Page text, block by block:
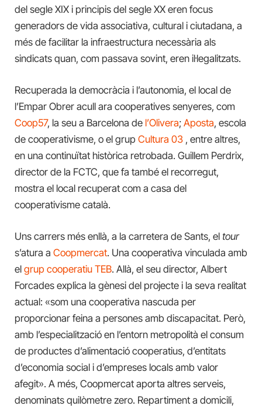
del segle XIX i principis del segle XX eren focus
generadors de vida associativa, cultural i ciutadana, a
més de facilitar la infraestructura necessària als
sindicats quan, com passava sovint, eren il·legalitzats.
Recuperada la democràcia i l’autonomia, el local de
l’Empar Obrer acull ara cooperatives senyeres, com
Coop57, la seu a Barcelona de l’Olivera; Aposta, escola
de cooperativisme, o el grup Cultura 03 , entre altres,
en una continuïtat històrica retrobada. Guillem Perdrix,
director de la FCTC, que fa també el recorregut,
mostra el local recuperat com a casa del
cooperativisme català.
Uns carrers més enllà, a la carretera de Sants, el tour
s’atura a Coopmercat. Una cooperativa vinculada amb
el grup cooperatiu TEB. Allà, el seu director, Albert
Forcades explica la gènesi del projecte i la seva realitat
actual: «som una cooperativa nascuda per
proporcionar feina a persones amb discapacitat. Però,
amb l’especialització en l’entorn metropolità el consum
de productes d’alimentació cooperatius, d’entitats
d’economia social i d’empreses locals amb valor
afegit». A més, Coopmercat aporta altres serveis,
denominats quilòmetre zero. Repartiment a domicili,